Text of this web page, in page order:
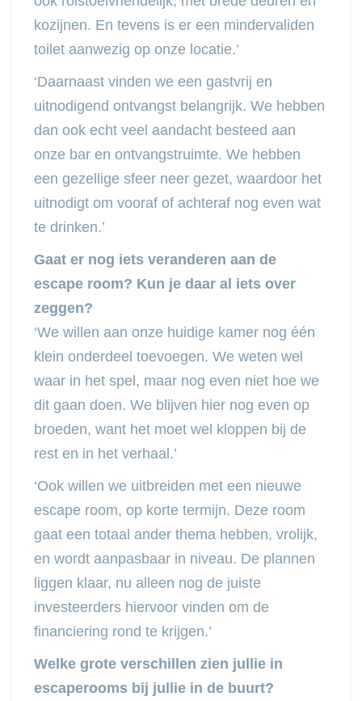
kozijnen. En tevens is er een mindervaliden
toilet aanwezig op onze locatie.’
‘Daarnaast vinden we een gastvrij en
uitnodigend ontvangst belangrijk. We hebben
dan ook echt veel aandacht besteed aan
onze bar en ontvangstruimte. We hebben
een gezellige sfeer neer gezet, waardoor het
uitnodigt om vooraf of achteraf nog even wat
te drinken.’
Gaat er nog iets veranderen aan de
escape room? Kun je daar al iets over
zeggen?
‘We willen aan onze huidige kamer nog één
klein onderdeel toevoegen. We weten wel
waar in het spel, maar nog even niet hoe we
dit gaan doen. We blijven hier nog even op
broeden, want het moet wel kloppen bij de
rest en in het verhaal.’
‘Ook willen we uitbreiden met een nieuwe
escape room, op korte termijn. Deze room
gaat een totaal ander thema hebben, vrolijk,
en wordt aanpasbaar in niveau. De plannen
liggen klaar, nu alleen nog de juiste
investeerders hiervoor vinden om de
financiering rond te krijgen.’
Welke grote verschillen zien jullie in
escaperooms bij jullie in de buurt?